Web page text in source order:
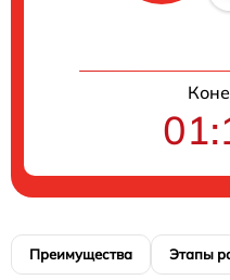
Преимущества Этапы